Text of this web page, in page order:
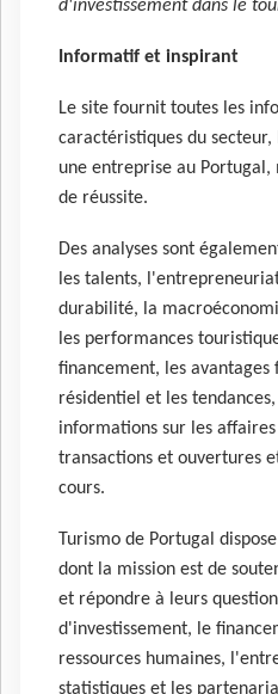
d'investissement dans le
Informatif et inspirant
Le site fournit toutes les
caractéristiques du
une entreprise au Portugal,
de réussite.
Des analyses sont
les talents,
durabilité, la
les performances
financement, les avantages
résidentiel et les
informations sur les
transactions et ouvertures
cours.
Turismo de Portugal
dont la mission est de
et répondre à leurs
d'investissement, le
ressources humaines,
statistiques et les